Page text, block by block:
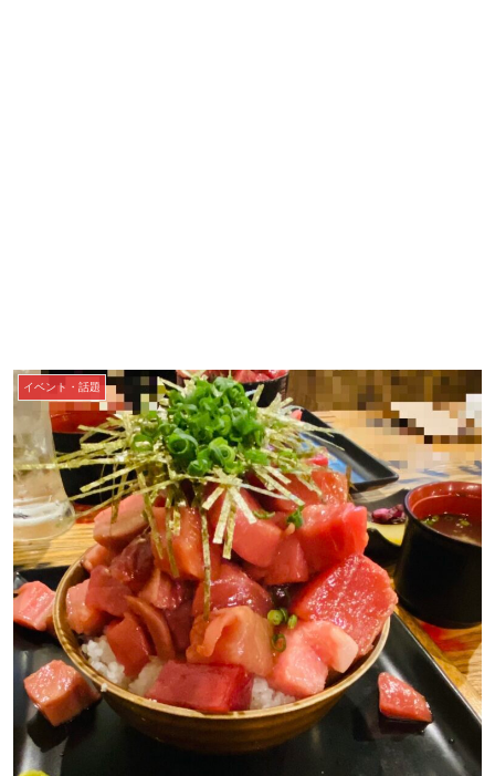
イベント・話題